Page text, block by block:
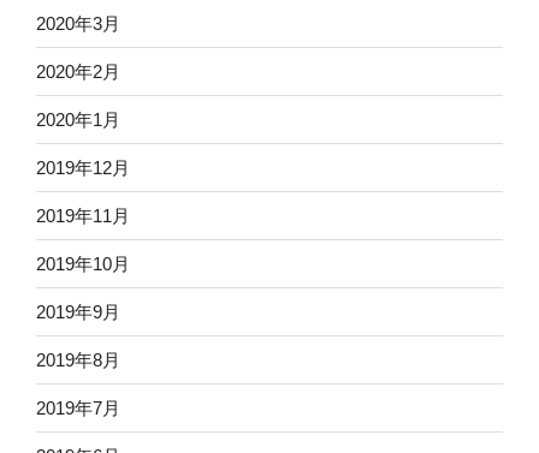
2020年3月
2020年2月
2020年1月
2019年12月
2019年11月
2019年10月
2019年9月
2019年8月
2019年7月